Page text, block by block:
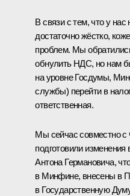
В связи с тем, что у
достаточно жёстко,
проблем. Мы
обнулить НДС, но нам
на уровне Госдумы,
службы) перейти в
ответственная.
Мы сейчас совместно с
подготовили
Антона Германовича,
в Минфине, внесены в
в Государственную